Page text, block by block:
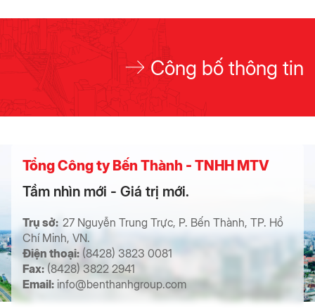
Công bố thông tin
Tổng Công ty Bến Thành - TNHH MTV
Tầm nhìn mới - Giá trị mới.
Trụ sở: 27 Nguyễn Trung Trực, P. Bến Thành, TP. Hồ
Chí Minh, VN.
Điện thoại: (8428) 3823 0081
Fax:(8428) 3822 2941
Email: info@benthanhgroup.com